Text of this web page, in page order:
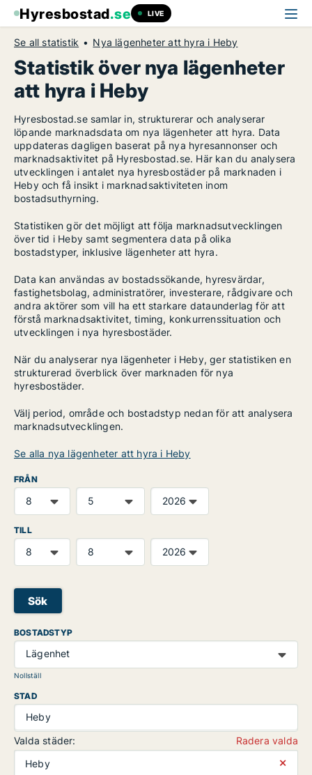
Hyresbostad.se LIVE
Se all statistik Nya lägenheter att hyra i Heby
Statistik över nya lägenheter
att hyra i Heby
Hyresbostad.se samlar in, strukturerar och analyserar
löpande marknadsdata om nya lägenheter att hyra. Data
uppdateras dagligen baserat på nya hyresannonser och
marknadsaktivitet på Hyresbostad.se. Här kan du analysera
utvecklingen i antalet nya hyresbostäder på marknaden i
Heby och få insikt i marknadsaktiviteten inom
bostadsuthyrning.
Statistiken gör det möjligt att följa marknadsutvecklingen
över tid i Heby samt segmentera data på olika
bostadstyper, inklusive lägenheter att hyra.
Data kan användas av bostadssökande, hyresvärdar,
fastighetsbolag, administratörer, investerare, rådgivare och
andra aktörer som vill ha ett starkare dataunderlag för att
förstå marknadsaktivitet, timing, konkurrenssituation och
utvecklingen i nya hyresbostäder.
När du analyserar nya lägenheter i Heby, ger statistiken en
strukturerad överblick över marknaden för nya
hyresbostäder.
Välj period, område och bostadstyp nedan för att analysera
marknadsutvecklingen.
Se alla nya lägenheter att hyra i Heby
FRÅN
TILL
Sök
BOSTADSTYP
Lägenhet
Nollställ
STAD
Heby
Valda städer:
Radera valda
Heby
⨯